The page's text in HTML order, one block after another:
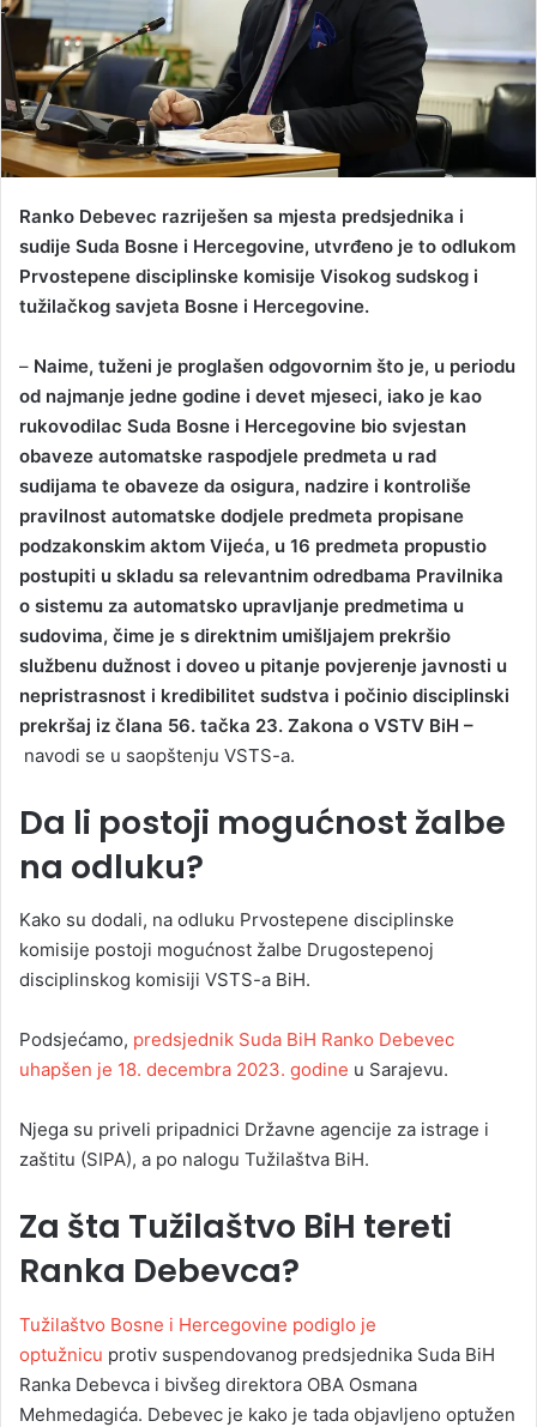
a
i
l
Ranko Debevec razriješen sa mjesta predsjednika i
sudije Suda Bosne i Hercegovine, utvrđeno je to odlukom
Prvostepene disciplinske komisije Visokog sudskog i
tužilačkog savjeta Bosne i Hercegovine.
– Naime, tuženi je proglašen odgovornim što je, u periodu
od najmanje jedne godine i devet mjeseci, iako je kao
rukovodilac Suda Bosne i Hercegovine bio svjestan
obaveze automatske raspodjele predmeta u rad
sudijama te obaveze da osigura, nadzire i kontroliše
pravilnost automatske dodjele predmeta propisane
podzakonskim aktom Vijeća, u 16 predmeta propustio
postupiti u skladu sa relevantnim odredbama Pravilnika
o sistemu za automatsko upravljanje predmetima u
sudovima, čime je s direktnim umišljajem prekršio
službenu dužnost i doveo u pitanje povjerenje javnosti u
nepristrasnost i kredibilitet sudstva i počinio disciplinski
prekršaj iz člana 56. tačka 23. Zakona o VSTV BiH –
navodi se u saopštenju VSTS-a.
Da li postoji mogućnost žalbe
na odluku?
Kako su dodali, na odluku Prvostepene disciplinske
komisije postoji mogućnost žalbe Drugostepenoj
disciplinskog komisiji VSTS-a BiH.
Podsjećamo, predsjednik Suda BiH Ranko Debevec
uhapšen je 18. decembra 2023. godine u Sarajevu.
Njega su priveli pripadnici Državne agencije za istrage i
zaštitu (SIPA), a po nalogu Tužilaštva BiH.
Za šta Tužilaštvo BiH tereti
Ranka Debevca?
Tužilaštvo Bosne i Hercegovine podiglo je
optužnicu protiv suspendovanog predsjednika Suda BiH
Ranka Debevca i bivšeg direktora OBA Osmana
Mehmedagića. Debevec je kako je tada objavljeno optužen